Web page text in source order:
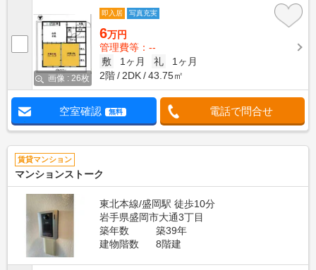
画像 : 26枚
即入居 写真充実
6万円
管理費等：--
敷
1ヶ月 礼
1ヶ月
2階
2DK 43.75㎡
空室確認 無料 電話で問合せ
賃貸マンション
マンションストーク
東北本線/盛岡駅 徒歩10分
岩手県盛岡市大通3丁目
築年数
築39年
建物階数
8階建